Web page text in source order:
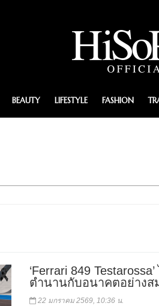
BEAUTY LIFESTYLE FASHION
‘Ferrari 849
ตำนานกับอนาคตอย่าง
22 มกราคม 2569, 10:36 น.